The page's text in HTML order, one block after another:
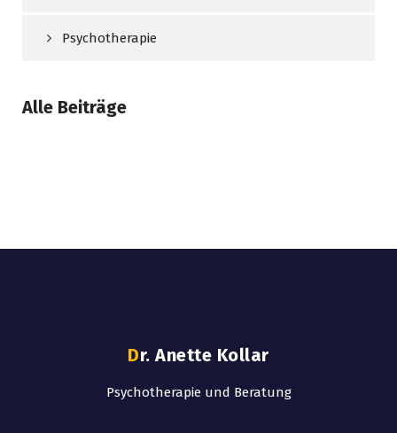
Psychotherapie
Alle Beiträge
Dr. Anette Kollar
Psychotherapie und Beratung